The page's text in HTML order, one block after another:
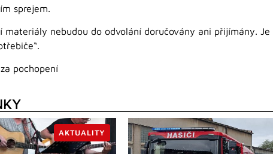
sprejem.
materiály nebudou do odvolání doručovány ani přijímány.
pochopení
AKTUALITY